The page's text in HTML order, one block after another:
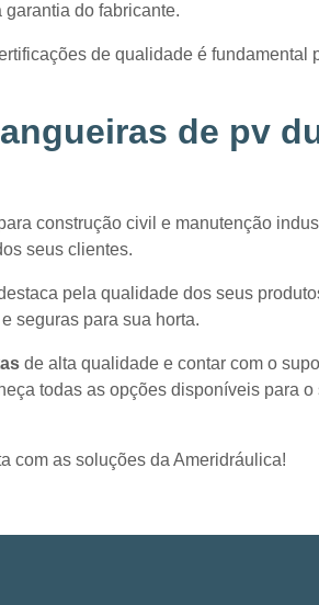
do fabricante.
de qualidade é fundamental
de pv
construção civil e manutenção
seus clientes.
pela qualidade dos seus
seguras para sua horta.
de alta qualidade e contar com o
todas as opções disponíveis para o
com as soluções da Ameridráulica!